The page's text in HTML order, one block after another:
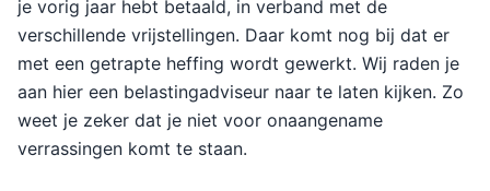
je vorig jaar hebt betaald, in verband met de
verschillende vrijstellingen. Daar komt nog bij dat er
met een getrapte heffing wordt gewerkt. Wij raden je
aan hier een belastingadviseur naar te laten kijken. Zo
weet je zeker dat je niet voor onaangename
verrassingen komt te staan.